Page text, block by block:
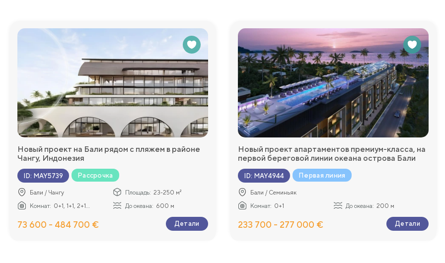
более подробную информацию!
Новый проект на Бали рядом с пляжем в районе
Чангу, Индонезия
ID: MAY5739 Рассрочка
Бали / Чангу Площадь: 23-250 м²
Комнат: 0+1, 1+1, 2+1... До океана: 600 м
73 600 - 484 700 € Детали
Новый проект апартаментов премиум-класса, на
первой береговой линии океана острова Бали
ID: MAY4944 Первая линия
Бали / Семиньяк
Комнат: 0+1 До океана: 200 м
233 700 - 277 000 € Детали